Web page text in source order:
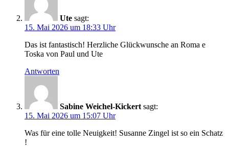
Ute sagt:
15. Mai 2026 um 18:33 Uhr
Das ist fantastisch! Herzliche Glückwunsche an Roma e
Toska von Paul und Ute
Antworten
Sabine Weichel-Kickert sagt:
15. Mai 2026 um 15:07 Uhr
Was für eine tolle Neuigkeit! Susanne Zingel ist so ein Schatz
!